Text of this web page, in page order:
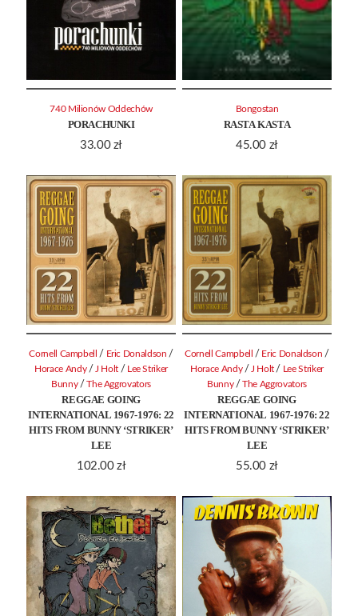
PORACHUNKI
33.00 zł
740 Milionów Oddechów
RASTA KASTA
45.00 zł
Bongostan
REGGAE GOING
INTERNATIONAL 1967-1976: 22
HITS FROM BUNNY ‘STRIKER’
LEE
102.00 zł
Cornell Campbell / Eric Donaldson /
Horace Andy /J Holt / Lee Striker
Bunny /The Aggrovators
REGGAE GOING
INTERNATIONAL 1967-1976: 22
HITS FROM BUNNY ‘STRIKER’
LEE
55.00 zł
Cornell Campbell / Eric Donaldson /
Horace Andy / J Holt / Lee Striker
Bunny /The Aggrovators